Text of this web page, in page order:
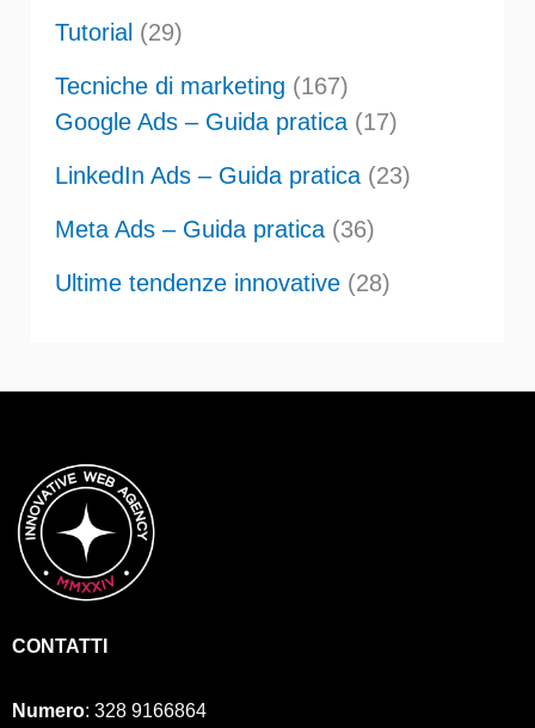
Tutorial (29)
Tecniche di marketing (167)
Google Ads – Guida pratica(17)
LinkedIn Ads – Guida pratica(23)
Meta Ads – Guida pratica(36)
Ultime tendenze innovative(28)
CONTATTI
Numero: 328 9166864